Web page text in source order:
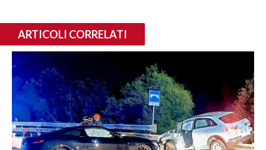
ARTICOLI CORRELATI